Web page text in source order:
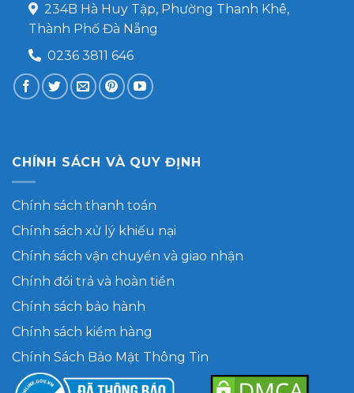
234B Hà Huy Tập, Phường Thanh Khê,
Thành Phố Đà Nẵng
0236 3811 646
CHÍNH SÁCH VÀ QUY ĐỊNH
Chính sách thanh toán
Chính sách xử lý khiếu nại
Chính sách vận chuyển và giao nhận
Chính đổi trả và hoàn tiền
Chính sách bảo hành
Chính sách kiểm hàng
Chính Sách Bảo Mật Thông Tin